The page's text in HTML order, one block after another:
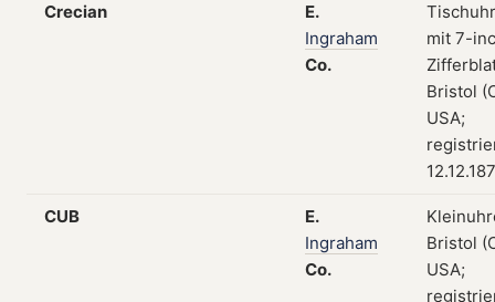
Crecian
E.
Ingraham
Co.
mit 7-
Bristol
USA;
CUB
E.
Ingraham
Co.
Bristol
USA;